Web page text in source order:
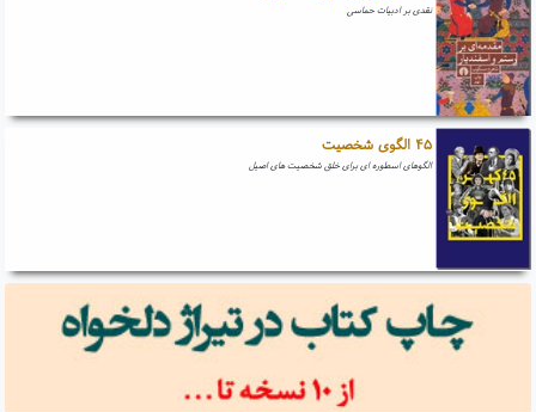
نقدی بر ادبیات حماسی
۴۵ الگوی شخصیت
الگوهای اسطوره ای برای خلق شخصیت های اصیل